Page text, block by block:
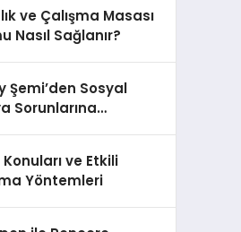
ve Çalışma Masası
Nasıl Sağlanır?
Şemi’den Sosyal
Sorunlarına
Konuları ve Etkili
Yöntemleri